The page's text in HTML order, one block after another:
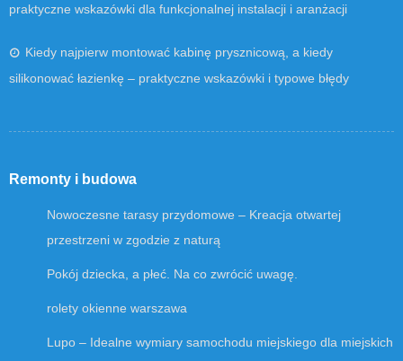
praktyczne wskazówki dla funkcjonalnej instalacji i aranżacji
Kiedy najpierw montować kabinę prysznicową, a kiedy
silikonować łazienkę – praktyczne wskazówki i typowe błędy
Remonty i budowa
Nowoczesne tarasy przydomowe – Kreacja otwartej
przestrzeni w zgodzie z naturą
Pokój dziecka, a płeć. Na co zwrócić uwagę.
rolety okienne warszawa
Lupo – Idealne wymiary samochodu miejskiego dla miejskich